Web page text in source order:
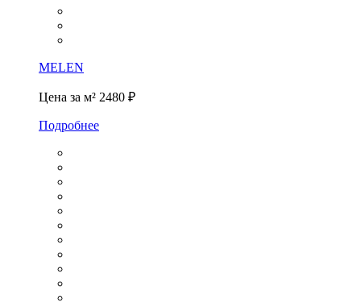
MELEN
Цена за м² 2480 ₽
Подробнее